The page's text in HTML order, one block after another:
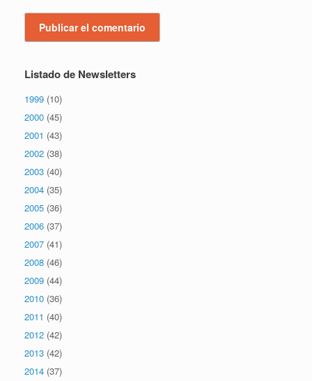
Listado de Newsletters
1999 (10)
2000 (45)
2001 (43)
2002 (38)
2003 (40)
2004 (35)
2005 (36)
2006 (37)
2007 (41)
2008 (46)
2009 (44)
2010 (36)
2011 (40)
2012 (42)
2013 (42)
2014 (37)